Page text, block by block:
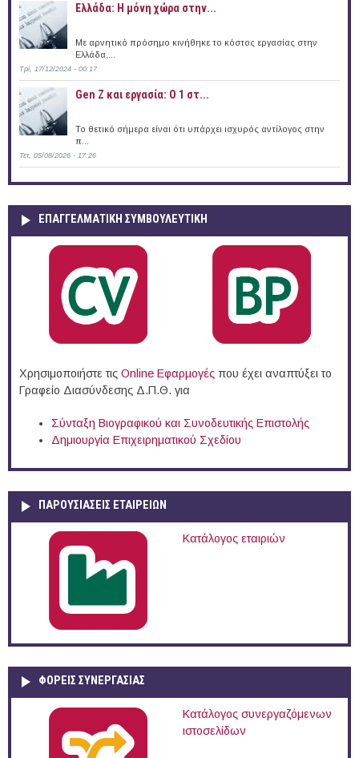
Ελλάδα: Η μόνη χώρα στην...
Με αρνητικό πρόσημο κινήθηκε το κόστος εργασίας στην
Ελλάδα,...
Τρί, 17/12/2024 - 00:17
Gen Z και εργασία: Ο 1 στ...
Το θετικό σήμερα είναι ότι υπάρχει ισχυρός αντίλογος στην
π...
Τετ, 05/08/2026 - 17:26
ΕΠΑΓΓΕΛΜΑΤΙΚΉ ΣΥΜΒΟΥΛΕΥΤΙΚΉ
Χρησιμοποιήστε τις Online Eφαρμογές που έχει αναπτύξει το
Γραφείο Διασύνδεσης Δ.Π.Θ. για
Σύνταξη Βιογραφικού και Συνοδευτικής Επιστολής
Δημιουργία Επιχειρηματικού Σχεδίου
ΠΑΡΟΥΣΙΆΣΕΙΣ ΕΤΑΙΡΕΙΏΝ
Κατάλογος εταιριών
ΦΟΡΕΙΣ ΣΥΝΕΡΓΑΣΙΑΣ
Κατάλογος συνεργαζόμενων
ιστοσελίδων